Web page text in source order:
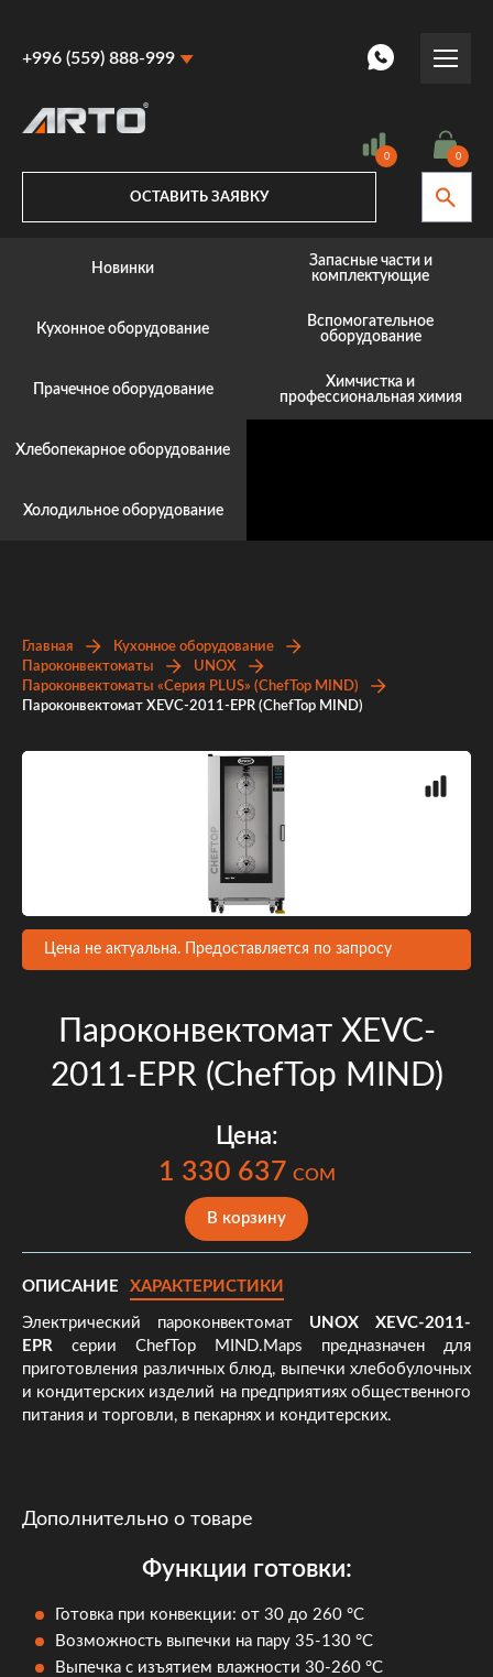
+996 (559) 888-999
+996 (559) 888-999
0 0
ОСТАВИТЬ ЗАЯВКУ
Новинки
Кухонное оборудование
Прачечное оборудование
Хлебопекарное оборудование
Холодильное оборудование
Запасные части и
комплектующие
Вспомогательное
оборудование
Химчистка и
профессиональная химия
Главная
Кухонное оборудование
Пароконвектоматы
UNOX
Пароконвектоматы «Серия PLUS» (ChefTop MIND)
Пароконвектомат XEVC-2011-EPR (ChefTop MIND)
Цена не актуальна. Предоставляется по запросу
Пароконвектомат XEVC-
2011-EPR (ChefTop MIND)
Цена:
1 330 637 COM
В корзину
ОПИСАНИЕ ХАРАКТЕРИСТИКИ
Электрический пароконвектомат UNOX XEVC-2011-
EPR серии ChefTop MIND.Maps предназначен для
приготовления различных блюд, выпечки хлебобулочных
и кондитерских изделий на предприятиях общественного
питания и торговли, в пекарнях и кондитерских.
Дополнительно о товаре
Функции готовки:
Готовка при конвекции: от 30 до 260 °C
Возможность выпечки на пару 35-130 °C
Выпечка с изъятием влажности 30-260 °С